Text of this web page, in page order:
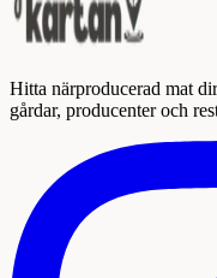
Hitta närproducerad mat
gårdar, producenter och